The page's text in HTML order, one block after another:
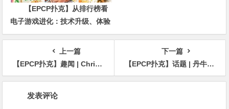
【EPCP扑克】从排行榜看
电子游戏进化：技术升级、体验
创新与未来趋势
上一篇
【EPCP扑克】趣闻 | Chris Moneymaker写给年轻时的自己：哥们，多买点比特币吧
下一篇
【EPCP扑克】话题 | 丹牛在25万美元超级豪客赛再次展现精准读牌
发表评论